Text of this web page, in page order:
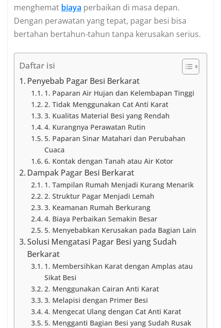
menghemat biaya perbaikan di masa depan.
Dengan perawatan yang tepat, pagar besi bisa
bertahan bertahun-tahun tanpa kerusakan serius.
Daftar isi
Penyebab Pagar Besi Berkarat
1. Paparan Air Hujan dan Kelembapan Tinggi
2. Tidak Menggunakan Cat Anti Karat
3. Kualitas Material Besi yang Rendah
4. Kurangnya Perawatan Rutin
5. Paparan Sinar Matahari dan Perubahan
Cuaca
6. Kontak dengan Tanah atau Air Kotor
Dampak Pagar Besi Berkarat
1. Tampilan Rumah Menjadi Kurang Menarik
2. Struktur Pagar Menjadi Lemah
3. Keamanan Rumah Berkurang
4. Biaya Perbaikan Semakin Besar
5. Menyebabkan Kerusakan pada Bagian Lain
Solusi Mengatasi Pagar Besi yang Sudah
Berkarat
1. Membersihkan Karat dengan Amplas atau
Sikat Besi
2. Menggunakan Cairan Anti Karat
3. Melapisi dengan Primer Besi
4. Mengecat Ulang dengan Cat Anti Karat
5. Mengganti Bagian Besi yang Sudah Rusak